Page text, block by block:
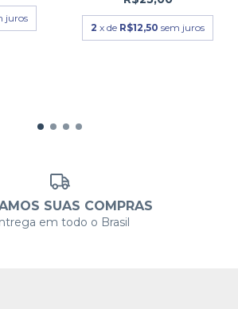
juros
2 x de R$12,50 sem juros
SUAS COMPRAS
em todo o Brasil